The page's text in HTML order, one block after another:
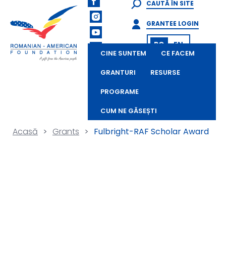
CAUTĂ ÎN SITE
GRANTEE LOGIN
RO EN
CINE SUNTEM
CE FACEM
GRANTURI
RESURSE
PROGRAME
CUM NE GĂSEȘTI
Acasă > Grants > Fulbright-RAF Scholar Award